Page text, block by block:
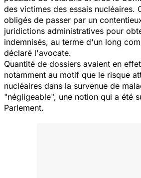
des victimes des essais nucléaires.
obligés de passer par un
juridictions administratives pour
indemnisés, au terme d'un long
déclaré l'avocate.
Quantité de dossiers avaient en
notamment au motif que le risque
nucléaires dans la survenue de
"négligeable", une notion qui a été
Parlement.